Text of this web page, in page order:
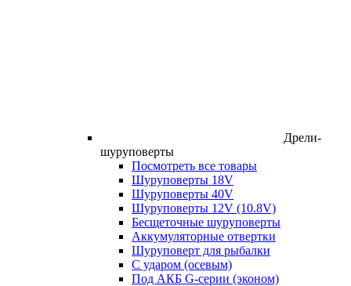
Дрели-
шуруповерты
Посмотреть все товары
Шуруповерты 18V
Шуруповерты 40V
Шуруповерты 12V (10.8V)
Бесщеточные шуруповерты
Аккумуляторные отвертки
Шуруповерт для рыбалки
С ударом (осевым)
Под АКБ G-серии (эконом)